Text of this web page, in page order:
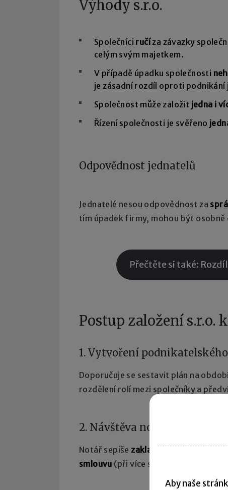
Výhody s.r.o.
Společníci ručíza závazky
celým svým majetkem.
V případě úpadku společnosti
je zásadní rozdíl oproti podnikání
Společnost může založit jedna i
Řízení společnosti je svěřeno
Odpovědnost jednatelů
Jednatelé nesou odpovědnost za
tím úpadek firmy, mohou být osobně
Přečtěte si také:
Postup založení s.r.o.
1. Vytvoření
Doporučuje se sestavit plán na
rozdělení rolí mezi společníky a
2. Návštěva notáře
Notář sepíšezakladatelskou listinu
smlouvu (při více společnících). Cena
Aby naše